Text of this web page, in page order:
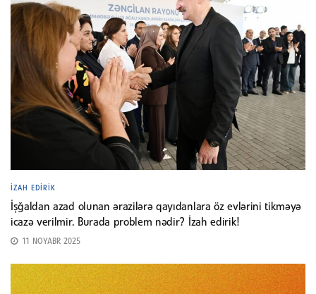
İZAH EDIRIK
İşğaldan azad olunan ərazilərə qayıdanlara öz evlərini tikməyə
icazə verilmir. Burada problem nədir? İzah edirik!
11 NOYABR 2025